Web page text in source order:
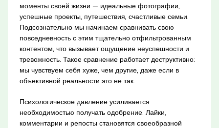
моменты своей жизни — идеальные фотографии,
успешные проекты, путешествия, счастливые семьи.
Подсознательно мы начинаем сравнивать свою
повседневность с этим тщательно отфильтрованным
контентом, что вызывает ощущение неуспешности и
тревожность. Такое сравнение работает деструктивно:
мы чувствуем себя хуже, чем другие, даже если в
объективной реальности это не так.
Психологическое давление усиливается
необходимостью получать одобрение. Лайки,
комментарии и репосты становятся своеобразной